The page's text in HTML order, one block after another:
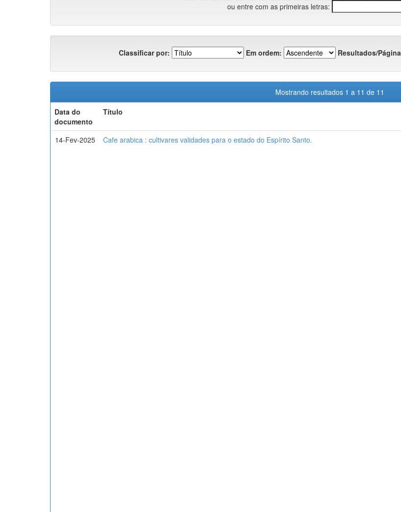
ou entre com as primeiras letras:
Classificar por: Em ordem: Resultados/Página
Mostrando resultados 1 a 11 de 11
Data do
documento
Título
14-Fev-2025 Cafe arabica : cultivares validades para o estado do Espírito Santo.